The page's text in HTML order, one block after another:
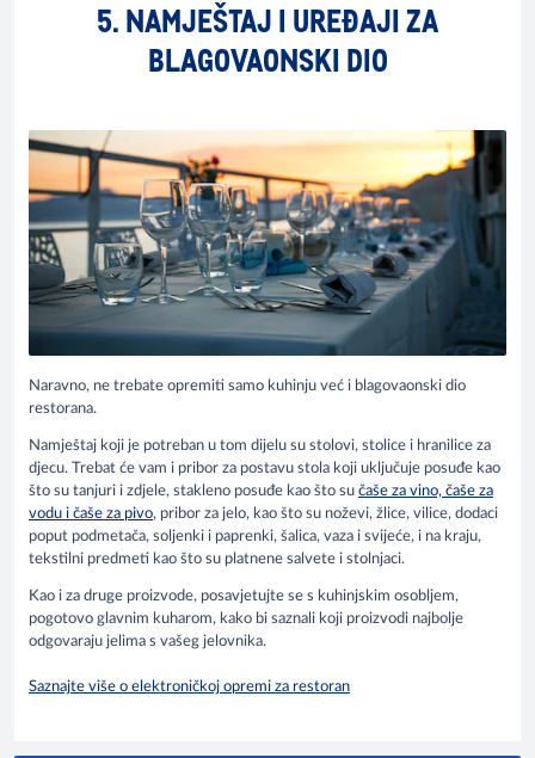
5. NAMJEŠTAJ I UREĐAJI ZA
BLAGOVAONSKI DIO
Naravno, ne trebate opremiti samo kuhinju već i blagovaonski dio
restorana.
Namještaj koji je potreban u tom dijelu su stolovi, stolice i hranilice za
djecu. Trebat će vam i pribor za postavu stola koji uključuje posuđe kao
što su tanjuri i zdjele, stakleno posuđe kao što su čaše za vino, čaše za
vodu i čaše za pivo, pribor za jelo, kao što su noževi, žlice, vilice, dodaci
poput podmetača, soljenki i paprenki, šalica, vaza i svijeće, i na kraju,
tekstilni predmeti kao što su platnene salvete i stolnjaci.
Kao i za druge proizvode, posavjetujte se s kuhinjskim osobljem,
pogotovo glavnim kuharom, kako bi saznali koji proizvodi najbolje
odgovaraju jelima s vašeg jelovnika.
Saznajte više o elektroničkoj opremi za restoran